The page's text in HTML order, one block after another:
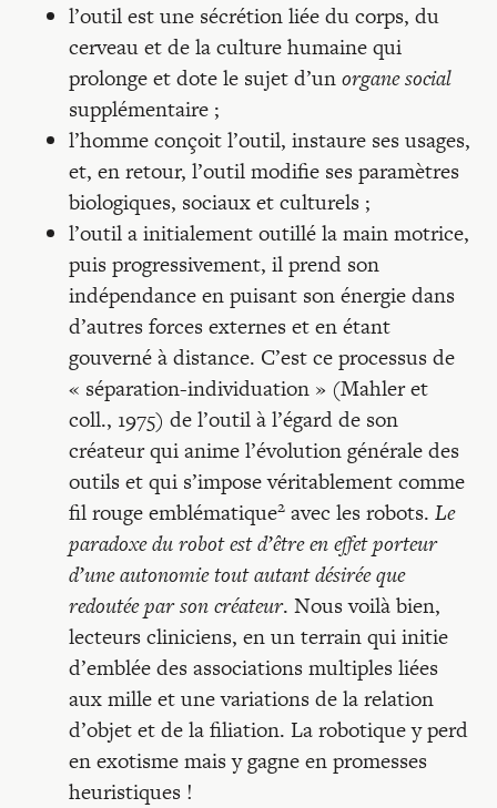
l’outil est une sécrétion liée du corps, du
cerveau et de la culture humaine qui
prolonge et dote le sujet d’unorgane social
supplémentaire ;
l’homme conçoit l’outil, instaure ses usages,
et, en retour, l’outil modifie ses paramètres
biologiques, sociaux et culturels ;
l’outil a initialement outillé la main motrice,
puis progressivement, il prend son
indépendance en puisant son énergie dans
d’autres forces externes et en étant
gouverné à distance. C’est ce processus de
« séparation-individuation » (Mahler et
coll., 1975) de l’outil à l’égard de son
créateur qui anime l’évolution générale des
outils et qui s’impose véritablement comme
fil rouge emblématique2 avec les robots.Le
paradoxe du robot est d’être en effet porteur
d’une autonomie tout autant désirée que
redoutée par son créateur. Nous voilà bien,
lecteurs cliniciens, en un terrain qui initie
d’emblée des associations multiples liées
aux mille et une variations de la relation
d’objet et de la filiation. La robotique y perd
en exotisme mais y gagne en promesses
heuristiques !